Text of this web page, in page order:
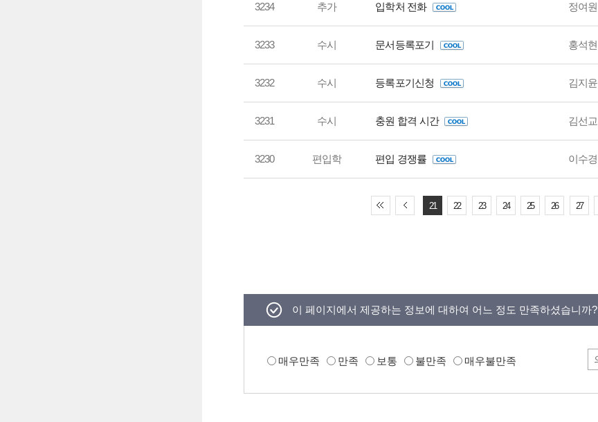
3234 추가 입학처 전화 정여원
3233 수시 문서등록포기 홍석현
3232 수시 등록포기신청 김지윤
3231 수시 충원 합격 시간 김선교
3230 편입학 편입 경쟁률 이수경
21 22 23 24 25 26 27
이 페이지에서 제공하는 정보에 대하여 어느 정도 만족하셨습니까?
매우만족 만족 보통 불만족 매우불만족